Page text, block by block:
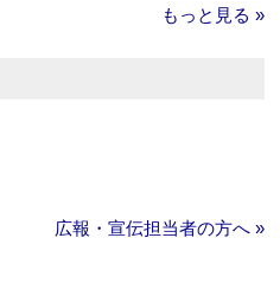
もっと見る »
広報・宣伝担当者の方へ »